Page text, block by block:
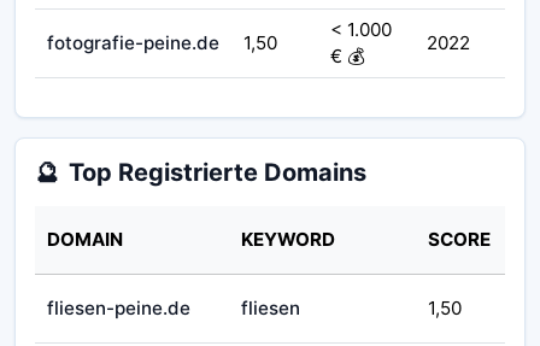
fotografie-peine.de 1,50
< 1.000
€ 💰
2022
🔮 Top Registrierte Domains
DOMAIN KEYWORD SCORE
fliesen-peine.de fliesen 1,50